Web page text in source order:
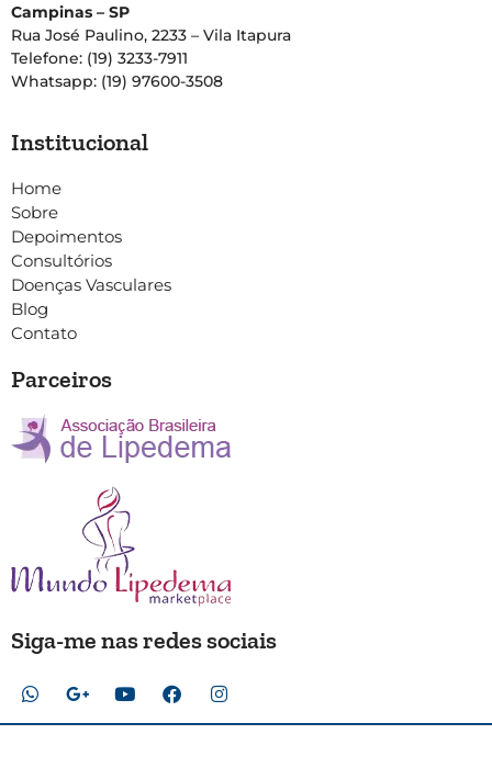
Campinas – SP
Rua José Paulino, 2233 – Vila Itapura
Telefone: (19) 3233-7911
Whatsapp: (19) 97600-3508
Institucional
Home
Sobre
Depoimentos
Consultórios
Doenças Vasculares
Blog
Contato
Parceiros
Siga-me nas redes sociais